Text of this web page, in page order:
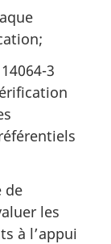
3
de
les
à l’appui